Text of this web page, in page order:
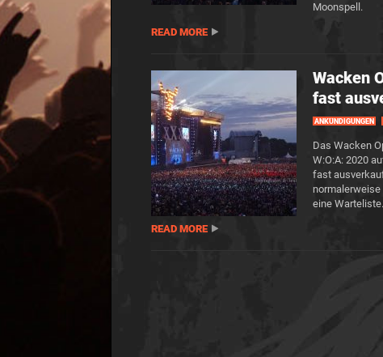
Moonspell.
READ MORE
Wacken
fast
ANKÜNDIGUNGEN
Das Wacken
W:O:A: 2020
fast
eine Warteliste.
READ MORE